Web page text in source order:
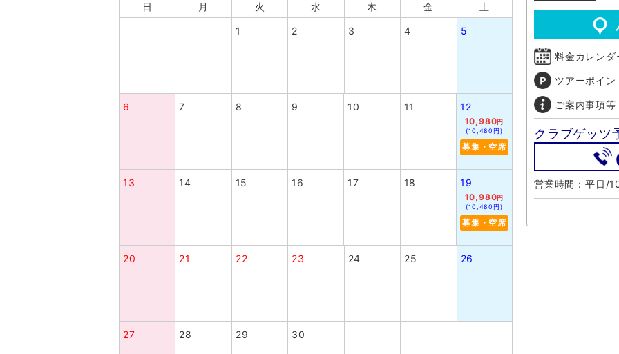
日 月 火 水 木 金 土
1 2 3 4 5
6 7 8 9 10 11 12
10,980円
(10,480円)
募集・空席
13 14 15 16 17 18 19
10,980円
(10,480円)
募集・空席
20 21 22 23 24 25 26
27 28 29 30
料金カレンダ
ツアーポイン
ご案内事項等
クラブゲッツ
営業時間：平日/